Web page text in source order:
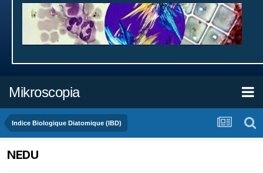
Mikroscopia
Indice Biologique Diatomique (IBD)
NEDU